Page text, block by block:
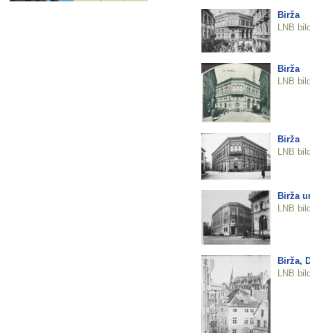
Birža
LNB
Birža
LNB
Birža
LNB
Birža
LNB
Birža,
LNB